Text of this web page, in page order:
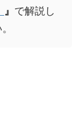
』 で解説し